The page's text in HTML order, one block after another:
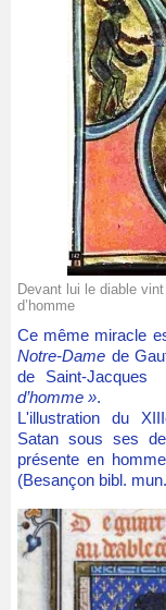
Devant lui le diable
d’homme
Ce même miracle
Notre-Dame de
de Saint-
d’homme ».
L'illustration du
Satan sous ses
présente en
(Besançon bibl.